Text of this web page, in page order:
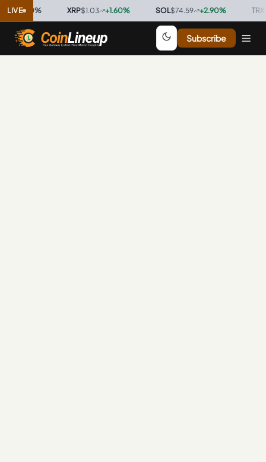
LIVE
0.00 %· XRP$1.03 +1.60%· SOL$74.59 +2.90%· TRX
Subscribe